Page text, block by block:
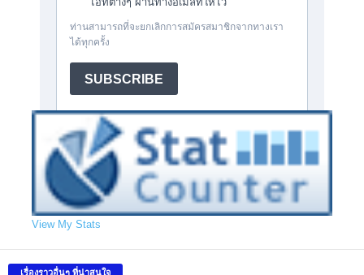
View My Stats
เรื่องราวอื่นๆ ที่น่าสนใจ